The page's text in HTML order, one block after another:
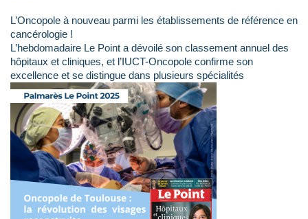
L’Oncopole à nouveau parmi les établissements de référence en
cancérologie !
L’hebdomadaire Le Point a dévoilé son classement annuel des
hôpitaux et cliniques, et l’IUCT-Oncopole confirme son
excellence et se distingue dans plusieurs spécialités